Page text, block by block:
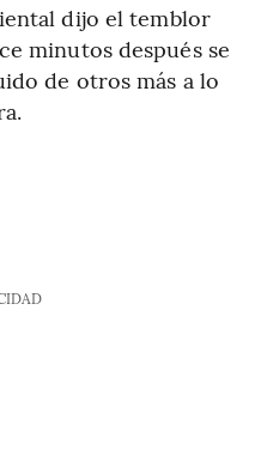
dijo el temblor
minutos después se
de otros más a lo